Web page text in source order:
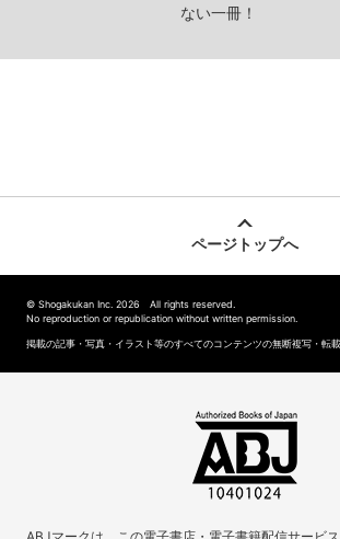
ない一冊！
ページトップへ
© Shogakukan Inc. 2026 All rights reserved.
No reproduction or republication without written permission.
掲載の記事・写真・イラスト等のすべてのコンテンツの無断複写・転載